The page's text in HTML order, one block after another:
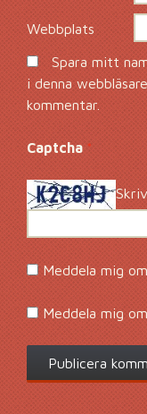
Webbplats
Spara mitt
i denna
kommentar.
Captcha*
Meddela mig
Meddela mig